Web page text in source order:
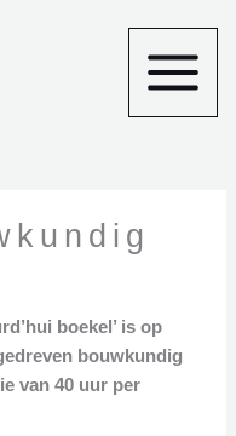
boekel’ is op
bouwkundig
van 40 uur per